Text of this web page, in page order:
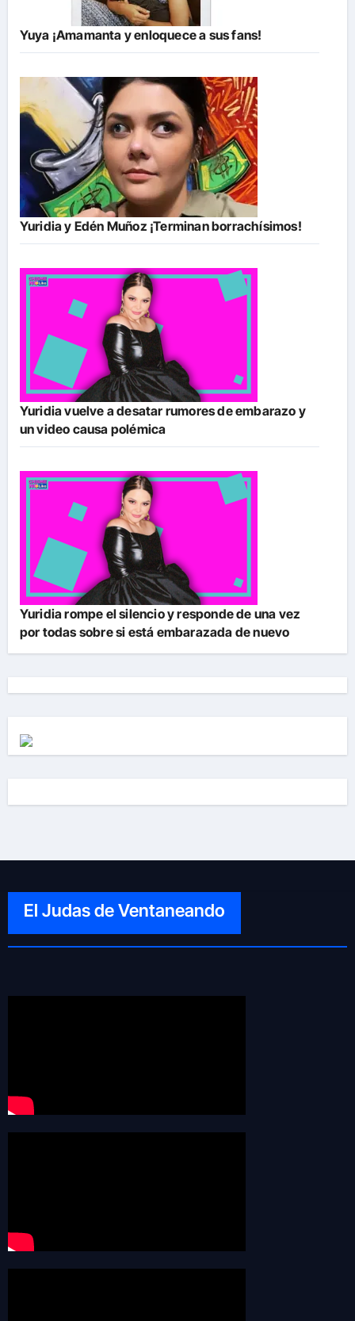
Yuya ¡Amamanta y enloquece a sus fans!
Yuridia y Edén Muñoz ¡Terminan borrachísimos!
Yuridia vuelve a desatar rumores de embarazo y
un video causa polémica
Yuridia rompe el silencio y responde de una vez
por todas sobre si está embarazada de nuevo
El Judas de Ventaneando